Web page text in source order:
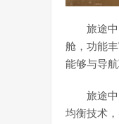
旅途
舱，功能
能够与导
旅途
均衡技术